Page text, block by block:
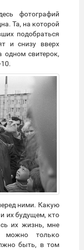
фотографий
Та, на которой
подобраться
и снизу вверх
одном свитерок,
ними. Какую
их будущем, кто
их жизнь, мне
можно только
быть, в том